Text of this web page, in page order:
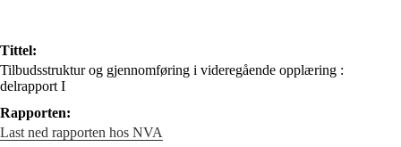
Tittel:
Tilbudsstruktur og gjennomføring i videregående opplæring :
delrapport I
Rapporten:
Last ned rapporten hos NVA